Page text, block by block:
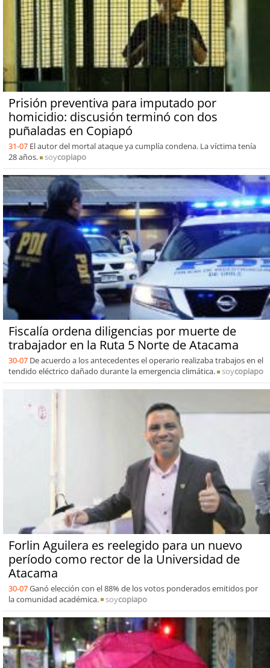
Prisión preventiva para imputado por
homicidio: discusión terminó con dos
puñaladas en Copiapó
31-07 El autor del mortal ataque ya cumplía condena. La víctima tenía
28 años.
soycopiapo
Fiscalía ordena diligencias por muerte de
trabajador en la Ruta 5 Norte de Atacama
30-07 De acuerdo a los antecedentes el operario realizaba trabajos en el
tendido eléctrico dañado durante la emergencia climática.
soycopiapo
Forlin Aguilera es reelegido para un nuevo
período como rector de la Universidad de
Atacama
30-07Ganó elección con el 88% de los votos ponderados emitidos por
la comunidad académica.
soycopiapo